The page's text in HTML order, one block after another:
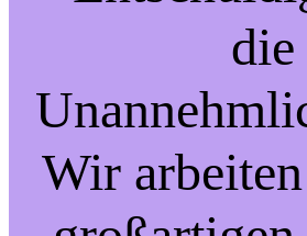
die
Wir